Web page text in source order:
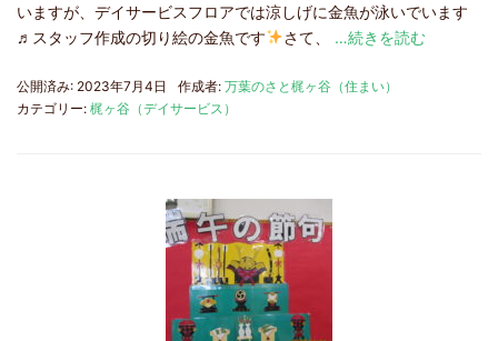
いますが、デイサービスフロアでは涼しげに金魚が泳いでいます
♬スタッフ作成の切り絵の金魚です
さて、 …続きを読む
公開済み: 2023年7月4日 作成者: 万葉のさと梶ヶ谷（住まい）
カテゴリー: 梶ヶ谷（デイサービス）